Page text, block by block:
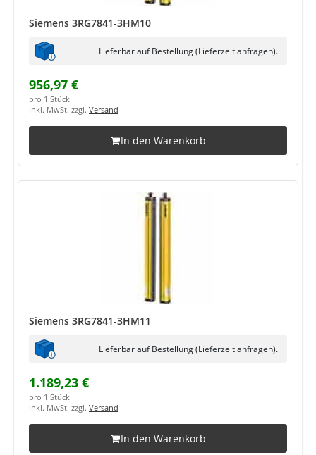
Siemens 3RG7841-3HM10
Lieferbar auf Bestellung (Lieferzeit anfragen).
956,97 €
pro 1 Stück
inkl. MwSt. zzgl. Versand
In den Warenkorb
Siemens 3RG7841-3HM11
Lieferbar auf Bestellung (Lieferzeit anfragen).
1.189,23 €
pro 1 Stück
inkl. MwSt. zzgl. Versand
In den Warenkorb